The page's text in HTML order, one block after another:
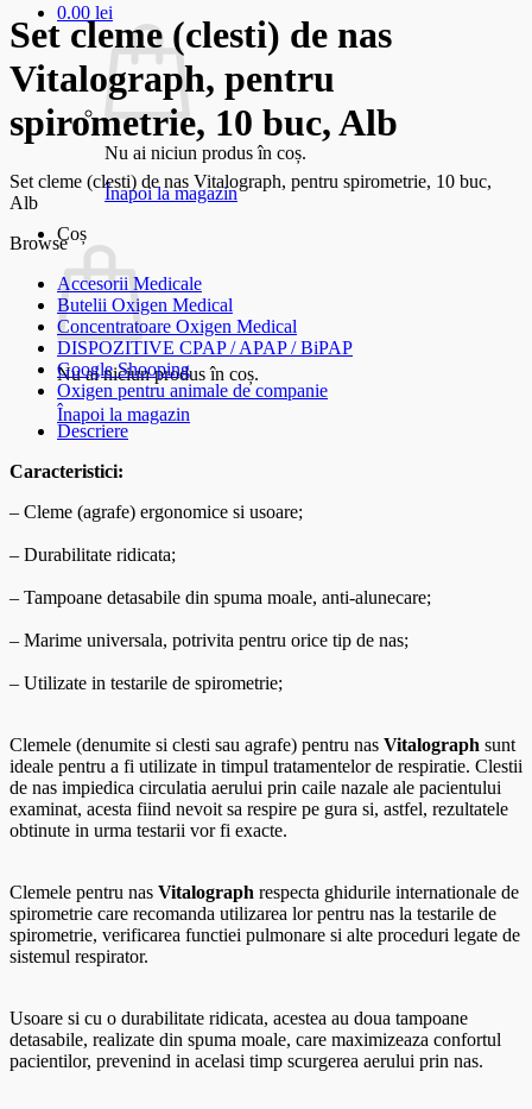
0.00 lei
Nu ai niciun produs în coș.
Înapoi la magazin
Coș
Nu ai niciun produs în coș.
Înapoi la magazin
Set cleme (clesti) de nas
Vitalograph, pentru
spirometrie, 10 buc, Alb
Set cleme (clesti) de nas Vitalograph, pentru spirometrie, 10 buc,
Alb
Browse
Accesorii Medicale
Butelii Oxigen Medical
Concentratoare Oxigen Medical
DISPOZITIVE CPAP / APAP / BiPAP
Google Shooping
Oxigen pentru animale de companie
Descriere
Caracteristici:
– Cleme (agrafe) ergonomice si usoare;
– Durabilitate ridicata;
– Tampoane detasabile din spuma moale, anti-alunecare;
– Marime universala, potrivita pentru orice tip de nas;
– Utilizate in testarile de spirometrie;
Clemele (denumite si clesti sau agrafe) pentru nas Vitalograph sunt
ideale pentru a fi utilizate in timpul tratamentelor de respiratie. Clestii
de nas impiedica circulatia aerului prin caile nazale ale pacientului
examinat, acesta fiind nevoit sa respire pe gura si, astfel, rezultatele
obtinute in urma testarii vor fi exacte.
Clemele pentru nas Vitalograph respecta ghidurile internationale de
spirometrie care recomanda utilizarea lor pentru nas la testarile de
spirometrie, verificarea functiei pulmonare si alte proceduri legate de
sistemul respirator.
Usoare si cu o durabilitate ridicata, acestea au doua tampoane
detasabile, realizate din spuma moale, care maximizeaza confortul
pacientilor, prevenind in acelasi timp scurgerea aerului prin nas.